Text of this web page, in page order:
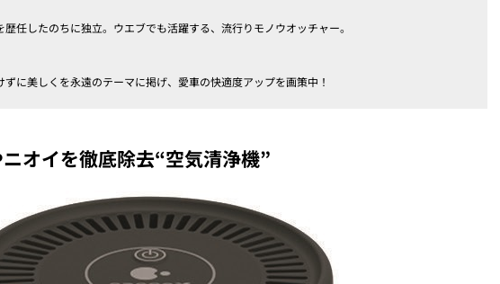
任したのちに独立。ウエブでも活躍する、流行りモノウオッチャー。
に美しくを永遠のテーマに掲げ、愛車の快適度アップを画策中！
オイを徹底除去“空気清浄機”